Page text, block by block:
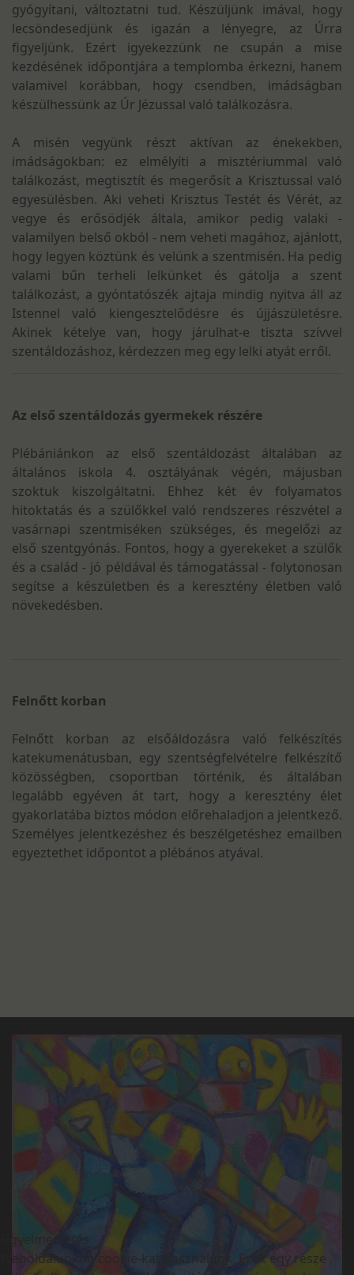
gyógyítani, változtatni tud. Készüljünk imával, hogy
lecsöndesedjünk és igazán a lényegre, az Úrra
figyeljünk. Ezért igyekezzünk ne csupán a mise
kezdésének időpontjára a templomba érkezni, hanem
valamivel korábban, hogy csendben, imádságban
készülhessünk az Úr Jézussal való találkozásra.
A misén vegyünk részt aktívan az énekekben,
imádságokban: ez elmélyíti a misztériummal való
találkozást, megtisztít és megerősít a Krisztussal való
egyesülésben. Aki veheti Krisztus Testét és Vérét, az
vegye és erősödjék általa, amikor pedig valaki -
valamilyen belső okból - nem veheti magához, ajánlott,
hogy legyen köztünk és velünk a szentmisén. Ha pedig
valami bűn terheli lelkünket és gátolja a szent
találkozást, a gyóntatószék ajtaja mindig nyitva áll az
Istennel való kiengesztelődésre és újjászületésre.
Akinek kételye van, hogy járulhat-e tiszta szívvel
szentáldozáshoz, kérdezzen meg egy lelki atyát erről.
Az első szentáldozás gyermekek részére
Plébániánkon az első szentáldozást általában az
általános iskola 4. osztályának végén, májusban
szoktuk kiszolgáltatni. Ehhez két év folyamatos
hitoktatás és a szülőkkel való rendszeres részvétel a
vasárnapi szentmiséken szükséges, és megelőzi az
első szentgyónás. Fontos, hogy a gyerekeket a szülők
és a család - jó példával és támogatással - folytonosan
segítse a készületben és a keresztény életben való
növekedésben.
Felnőtt korban
Felnőtt korban az elsőáldozásra való felkészítés
katekumenátusban, egy szentségfelvételre felkészítő
közösségben, csoportban történik, és általában
legalább egyéven át tart, hogy a keresztény élet
gyakorlatába biztos módon előrehaladjon a jelentkező.
Személyes jelentkezéshez és beszélgetéshez emailben
egyeztethet időpontot a plébános atyával.
Figyelmeztetés
Weboldalunkon cookie-kat használunk. Ezek egy része